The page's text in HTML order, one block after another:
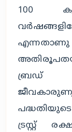
100
എന്നതാണു
ബ്രഡ്
പദ്ധതിയുടെ
ട്രസ്റ്റ്